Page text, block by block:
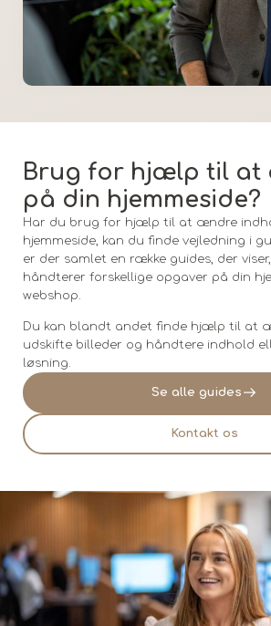
Brug for hjælp til at
på din hjemmeside?
Har du brug for hjælp til at ændre
hjemmeside, kan du finde vejledning i
er der samlet en række guides, der
håndterer forskellige opgaver på din
webshop.
Du kan blandt andet finde hjælp til at
udskifte billeder og håndtere indhold
løsning.
Se alle guides
Kontakt os